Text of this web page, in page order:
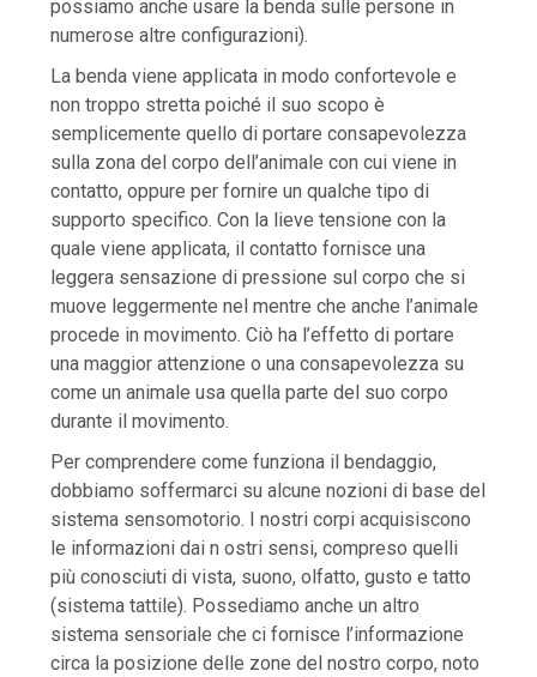
possiamo anche usare la benda sulle persone in
numerose altre configurazioni).
La benda viene applicata in modo confortevole e
non troppo stretta poiché il suo scopo è
semplicemente quello di portare consapevolezza
sulla zona del corpo dell’animale con cui viene in
contatto, oppure per fornire un qualche tipo di
supporto specifico. Con la lieve tensione con la
quale viene applicata, il contatto fornisce una
leggera sensazione di pressione sul corpo che si
muove leggermente nel mentre che anche l’animale
procede in movimento. Ciò ha l’effetto di portare
una maggior attenzione o una consapevolezza su
come un animale usa quella parte del suo corpo
durante il movimento.
Per comprendere come funziona il bendaggio,
dobbiamo soffermarci su alcune nozioni di base del
sistema sensomotorio. I nostri corpi acquisiscono
le informazioni dai n ostri sensi, compreso quelli
più conosciuti di vista, suono, olfatto, gusto e tatto
(sistema tattile). Possediamo anche un altro
sistema sensoriale che ci fornisce l’informazione
circa la posizione delle zone del nostro corpo, noto